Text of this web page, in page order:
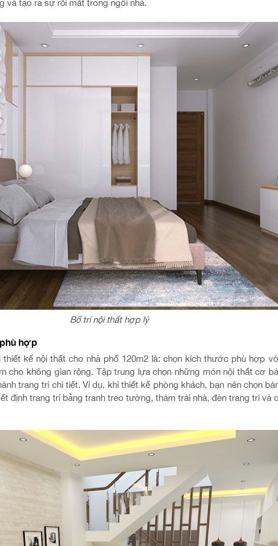
và tạo ra sự rối mắt trong ngôi nhà.
Bố trí nội thất hợp lý
hợp
thiết kế nội thất cho nhà phố 120m2 là: chọn kích thước phù hợp
cho không gian rộng. Tập trung lựa chọn những món nội thất cơ
trang trí chi tiết. Ví dụ, khi thiết kế phòng khách, bạn nên chọn
định trang trí bằng tranh treo tường, thảm trải nhà, đèn trang trí và